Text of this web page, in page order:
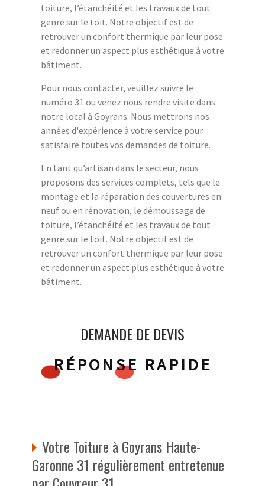
toiture, l’étanchéité et les travaux de tout
genre sur le toit. Notre objectif est de
retrouver un confort thermique par leur pose
et redonner un aspect plus esthétique à votre
bâtiment.
Pour nous contacter, veuillez suivre le
numéro 31 ou venez nous rendre visite dans
notre local à Goyrans. Nous mettrons nos
années d'expérience à votre service pour
satisfaire toutes vos demandes de toiture.
En tant qu’artisan dans le secteur, nous
proposons des services complets, tels que le
montage et la réparation des couvertures en
neuf ou en rénovation, le démoussage de
toiture, l’étanchéité et les travaux de tout
genre sur le toit. Notre objectif est de
retrouver un confort thermique par leur pose
et redonner un aspect plus esthétique à votre
bâtiment.
DEMANDE DE DEVIS
RÉPONSE RAPIDE
Votre Toiture à Goyrans Haute-
Garonne 31 régulièrement entretenue